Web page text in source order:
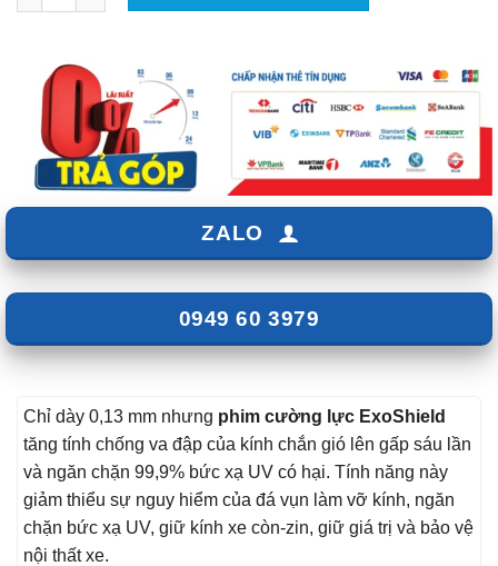
ZALO
0949 60 3979
Chỉ dày 0,13 mm nhưng phim cường lực ExoShield
tăng tính chống va đập của kính chắn gió lên gấp sáu lần
và ngăn chặn 99,9% bức xạ UV có hại. Tính năng này
giảm thiểu sự nguy hiểm của đá vụn làm vỡ kính, ngăn
chặn bức xạ UV, giữ kính xe còn-zin, giữ giá trị và bảo vệ
nội thất xe.